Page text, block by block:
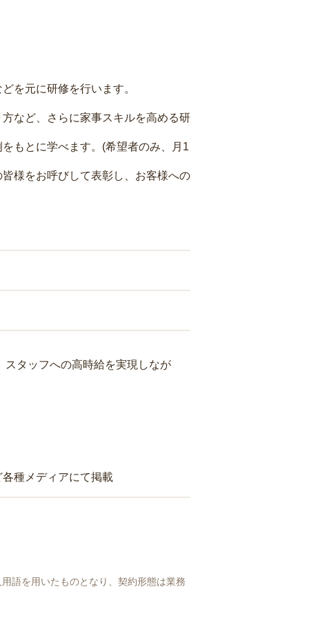
を元に研修を行います。
など、さらに家事スキルを高める研
もとに学べます。(希望者のみ、月1
様をお呼びして表彰し、お客様への
タッフへの高時給を実現しなが
種メディアにて掲載
語を用いたものとなり、契約形態は業務